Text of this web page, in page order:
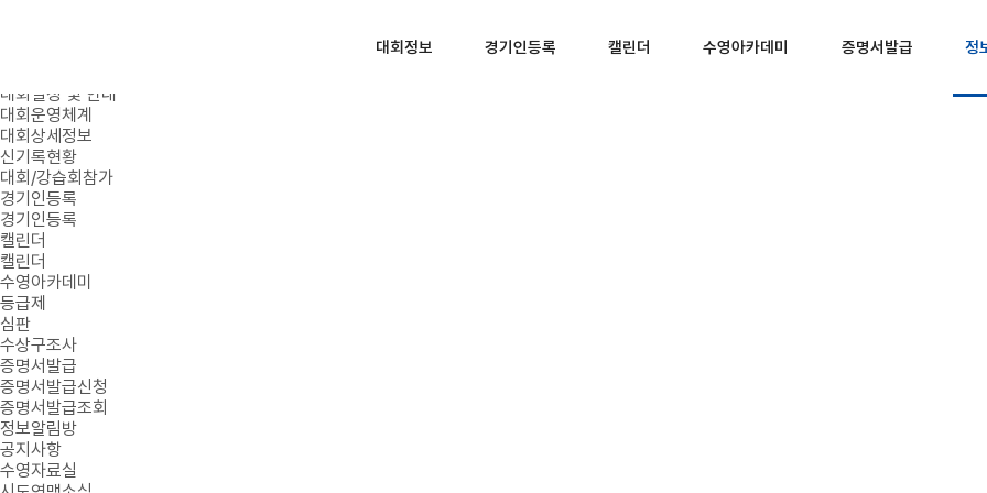
대회일정 및 안내
대회운영체계
대회상세정보
신기록현황
대회/강습회참가
경기인등록
경기인등록
캘린더
캘린더
수영아카데미
등급제
심판
수상구조사
증명서발급
증명서발급신청
증명서발급조회
정보알림방
공지사항
수영자료실
대회정보 경기인등록 캘린더 수영아카데미 증명서발급 정